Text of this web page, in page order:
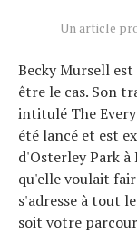
Un article
Becky Mursell
être le cas. Son
intitulé The
été lancé et est
d'Osterley Park à
qu'elle voulait
s'adresse à tout
soit votre
Actualités
Technologies
Tests de produits
Conseils